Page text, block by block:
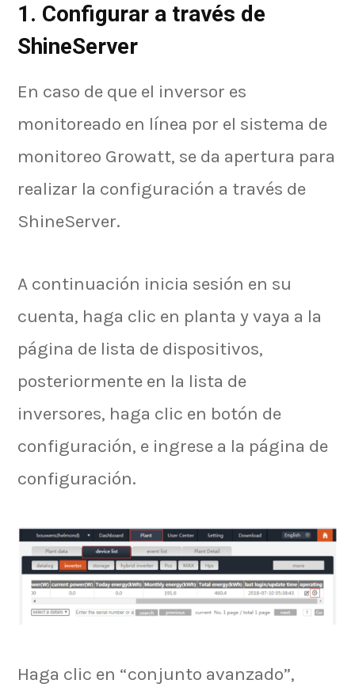
1. Configurar a través de
ShineServer
En caso de que el inversor es
monitoreado en línea por el sistema de
monitoreo Growatt, se da apertura para
realizar la configuración a través de
ShineServer.
A continuación inicia sesión en su
cuenta, haga clic en planta y vaya a la
página de lista de dispositivos,
posteriormente en la lista de
inversores, haga clic en botón de
configuración, e ingrese a la página de
configuración.
Haga clic en “conjunto avanzado”,